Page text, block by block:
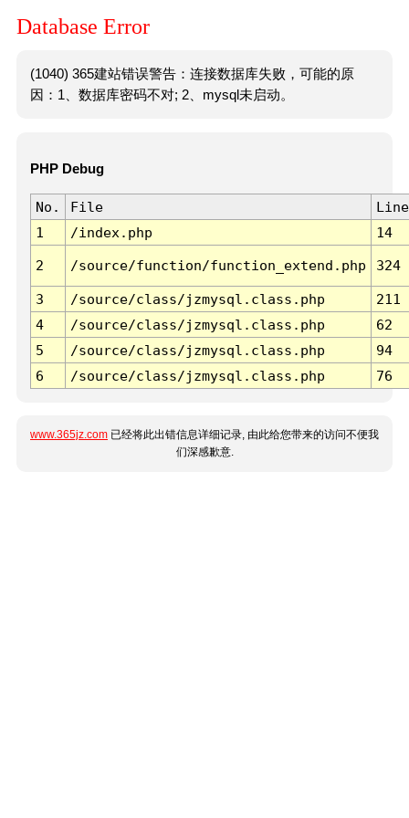
Database Error
(1040) 365建站错误警告：连接数据库失败，可能的原
因：1、数据库密码不对; 2、mysql未启动。
PHP Debug
No. File
Line
1
/index.php 14
2 /source/function/function_extend.php 324
3 /source/class/jzmysql.class.php
211
4
/source/class/jzmysql.class.php
62
5
/source/class/jzmysql.class.php
94
6
/source/class/jzmysql.class.php 76
www.365jz.com 已经将此出错信息详细记录, 由此给您带来的访问不便我
们深感歉意.